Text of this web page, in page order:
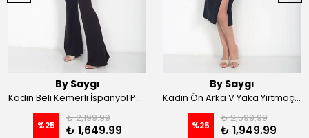
By Saygı
Kadın Beli Kemerli İspanyol Paça Likralı Krep Pantolon - Kahve
%25
₺ 2,199.99
₺ 1,649.99
By Saygı
Kadın Ön Arka V Yaka Yırtmaçlı Likralı Scuba Midi Elbise - Siyah
%25
₺ 2,599.99
₺ 1,949.99